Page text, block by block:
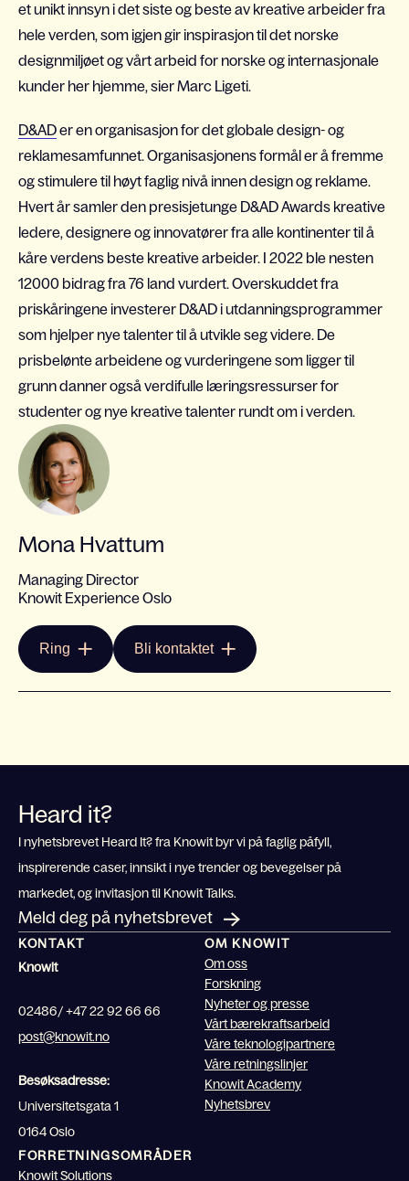
et unikt innsyn i det siste og beste av kreative arbeider fra
hele verden, som igjen gir inspirasjon til det norske
designmiljøet og vårt arbeid for norske og internasjonale
kunder her hjemme, sier Marc Ligeti.
D&ADer en organisasjon for det globale design- og
reklamesamfunnet. Organisasjonens formål er å fremme
og stimulere til høyt faglig nivå innen design og reklame.
Hvert år samler den presisjetunge D&AD Awards kreative
ledere, designere og innovatører fra alle kontinenter til å
kåre verdens beste kreative arbeider. I 2022 ble nesten
12000 bidrag fra 76 land vurdert. Overskuddet fra
priskåringene investerer D&AD i utdanningsprogrammer
som hjelper nye talenter til å utvikle seg videre. De
prisbelønte arbeidene og vurderingene som ligger til
grunn danner også verdifulle læringsressurser for
studenter og nye kreative talenter rundt om i verden.
Mona Hvattum
Managing Director
Knowit Experience Oslo
Ring Bli kontaktet
Heard it?
I nyhetsbrevet Heard It? fra Knowit byr vi på faglig påfyll,
inspirerende caser, innsikt i nye trender og bevegelser på
markedet, og invitasjon til Knowit Talks.
Meld deg på nyhetsbrevet
KONTAKT
Knowit
02486/ +47 22 92 66 66
post@knowit.no
Besøksadresse:
Universitetsgata 1
0164 Oslo
OM KNOWIT
Om oss
Forskning
Nyheter og presse
Vårt bærekraftsarbeid
Våre teknologipartnere
Våre retningslinjer
Knowit Academy
Nyhetsbrev
FORRETNINGSOMRÅDER
Knowit Solutions